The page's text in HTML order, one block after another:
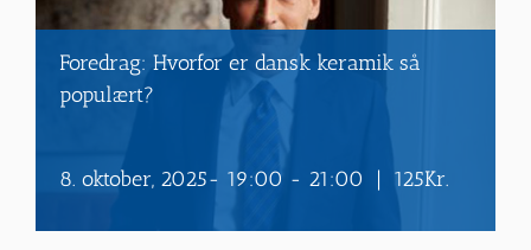
Foredrag: Hvorfor er dansk keramik så
populært?
8. oktober, 2025- 19:00 - 21:00 | 125Kr.